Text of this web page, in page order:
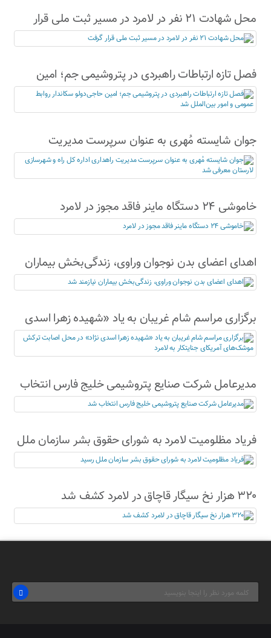
محل شهادت ۲۱ نفر در لامرد در مسیر ثبت ملی قرار
گرفت
فصل تازه ارتباطات راهبردی در پتروشیمی جم؛ امین
حاجی‌دولو سکاندار روابط عمومی و امور بین‌الملل شد
جوان شایسته مُهری به عنوان سرپرست مدیریت
راهداری اداره کل راه و شهرسازی لارستان معرفی شد
خاموشی ۲۴ دستگاه ماینر فاقد مجوز در لامرد
اهدای اعضای بدن نوجوان وراوی، زندگی‌بخش بیماران
نیازمند شد
برگزاری مراسم شام غریبان به یاد «شهیده زهرا اسدی
نژاد» در محل اصابت ترکش موشک‌های آمریکای
جنایتکار به لامرد
مدیرعامل شرکت صنایع پتروشیمی خلیج فارس انتخاب
شد
فریاد مظلومیت لامرد به شورای حقوق بشر سازمان ملل
رسید
۳۲۰ هزار نخ سیگار قاچاق در لامرد کشف شد